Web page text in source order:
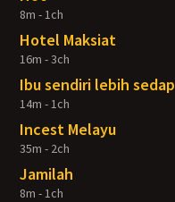
8m - 1ch
Hotel Maksiat
16m - 3ch
Ibu sendiri lebih sedap
14m - 1ch
Incest Melayu
35m - 2ch
Jamilah
8m - 1ch